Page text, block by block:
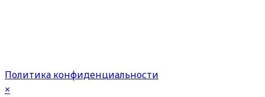
Политика конфиденциальности
×